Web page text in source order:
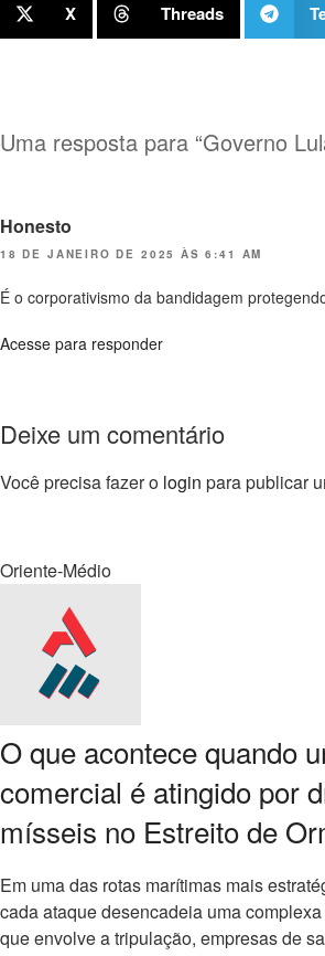
X Threads
Uma resposta para “Governo
Honesto
18 DE JANEIRO DE 2025 ÀS 6:41 AM
É o corporativismo da bandidagem
Acesse para responder
Deixe um comentário
Você precisa fazer o login para publicar
Oriente-Médio
O que acontece quando
comercial é atingido por
mísseis no Estreito de
Em uma das rotas marítimas mais
cada ataque desencadeia uma
que envolve a tripulação, empresas de